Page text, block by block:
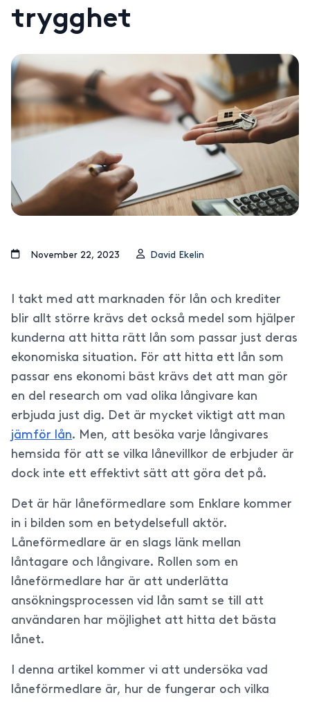
trygghet
november 22, 2023 David Ekelin
I takt med att marknaden för lån och krediter
blir allt större krävs det också medel som hjälper
kunderna att hitta rätt lån som passar just deras
ekonomiska situation. För att hitta ett lån som
passar ens ekonomi bäst krävs det att man gör
en del research om vad olika långivare kan
erbjuda just dig. Det är mycket viktigt att man
jämför lån. Men, att besöka varje långivares
hemsida för att se vilka lånevillkor de erbjuder är
dock inte ett effektivt sätt att göra det på.
Det är här låneförmedlare som Enklare kommer
in i bilden som en betydelsefull aktör.
Låneförmedlare är en slags länk mellan
låntagare och långivare. Rollen som en
låneförmedlare har är att underlätta
ansökningsprocessen vid lån samt se till att
användaren har möjlighet att hitta det bästa
lånet.
I denna artikel kommer vi att undersöka vad
låneförmedlare är, hur de fungerar och vilka